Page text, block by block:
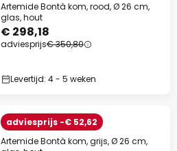
Artemide Bontà kom, rood, Ø 26 cm,
glas, hout
€ 298,18
adviesprijs€ 350,80
Levertijd: 4 - 5 weken
adviesprijs -€ 52,62
Artemide Bontà kom, grijs, Ø 26 cm,